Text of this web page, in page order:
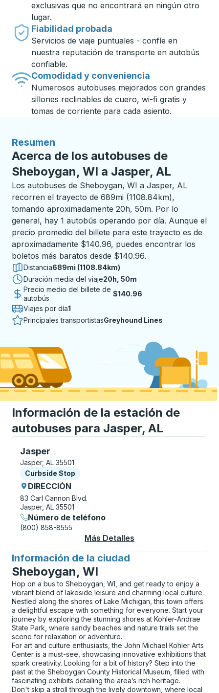
exclusivas que no encontrará en ningún otro
lugar.
Fiabilidad probada
Servicios de viaje puntuales - confíe en
nuestra reputación de transporte en autobús
confiable.
Comodidad y conveniencia
Numerosos autobuses mejorados con grandes
sillones reclinables de cuero, wi-fi gratis y
tomas de corriente para cada asiento.
Resumen
Acerca de los autobuses de
Sheboygan, WI a Jasper, AL
Los autobuses de Sheboygan, WI a Jasper, AL
recorren el trayecto de 689mi (1108.84km),
tomando aproximadamente 20h, 50m. Por lo
general, hay 1 autobús operando por día. Aunque el
precio promedio del billete para este trayecto es de
aproximadamente $140.96, puedes encontrar los
boletos más baratos desde $140.96.
Distancia689mi (1108.84km)
Duración media del viaje20 horas 50 minutos
20h, 50m
Precio medio del billete de
autobús
$140.96
Viajes por día1
Principales transportistasGreyhound Lines
Información de la estación de
autobuses para Jasper, AL
Jasper
Curbside Stop, utilice las teclas de flecha o la tecla
Jasper, AL 35501
Curbside Stop
Curbside Stop
DIRECCIÓN
83 Carl Cannon Blvd.
Jasper, AL 35501
Número de teléfono
(800) 858-8555
Más Detalles
Información de la ciudad
para
Sheboygan, WI
Hop on a bus to Sheboygan, WI, and get ready to enjoy a
vibrant blend of lakeside leisure and charming local culture.
Nestled along the shores of Lake Michigan, this town offers
a delightful escape with something for everyone. Start your
journey by exploring the stunning shores at Kohler-Andrae
State Park, where sandy beaches and nature trails set the
scene for relaxation or adventure.
For art and culture enthusiasts, the John Michael Kohler Arts
Center is a must-see, showcasing innovative exhibitions that
spark creativity. Looking for a bit of history? Step into the
past at the Sheboygan County Historical Museum, filled with
fascinating exhibits detailing the area’s rich heritage.
Don't skip a stroll through the lively downtown, where local